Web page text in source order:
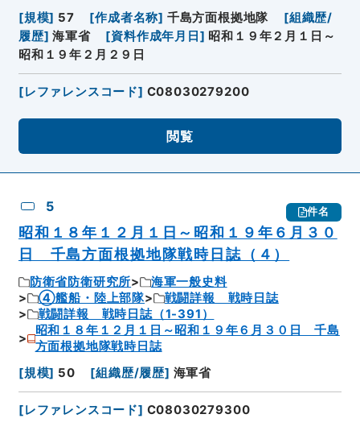
[規模] 57 [作成者名称] 千島方面根拠地隊 [組織歴/
履歴] 海軍省 [資料作成年月日 ] 昭和１９年２月１日～
昭和１９年２月２９日
[レファレンスコード] C08030279200
閲覧
5 件名
昭和１８年１２月１日～昭和１９年６月３０
日 千島方面根拠地隊戦時日誌（４）
防衛省防衛研究所
海軍一般史料
④艦船・陸上部隊
戦闘詳報 戦時日誌
戦闘詳報 戦時日誌（1-391）
昭和１８年１２月１日～昭和１９年６月３０日 千島
方面根拠地隊戦時日誌
[規模] 50 [組織歴/履歴] 海軍省
[レファレンスコード] C08030279300